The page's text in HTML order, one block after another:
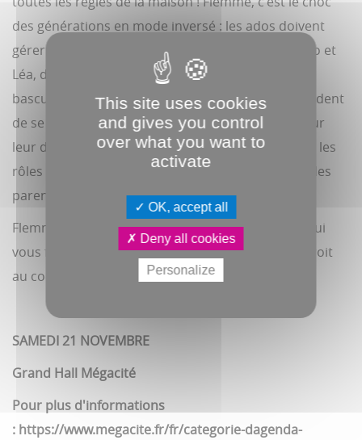
des générations en mode inversé : les ados doivent
gérer leurs parents... devenus ados rebelles. Léo et
Léa, deux ados en pleine crise, voient leur monde
basculer quand leurs parents, Paps et Mams, décident
de se comporter comme des ados immatures pour
leur donner une bonne leçon. Pendant 24 heures, les
rôles s'inversent : les ados se retrouvent à gérer des
parents totalement déjantés.
Flemme, la nouvelle comédie familiale survoltée qui
vous fera pleurer de rire tout en vous touchant droit
au coeur !
SAMEDI 21 NOVEMBRE
Grand Hall Mégacité
Pour plus d'informations
: https://www.megacite.fr/fr/categorie-dagenda-
This site uses cookies
and gives you control
over what you want to
activate
OK, accept all
Deny all cookies
Personalize